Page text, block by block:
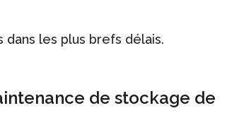
dans les plus brefs délais.
de stockage de